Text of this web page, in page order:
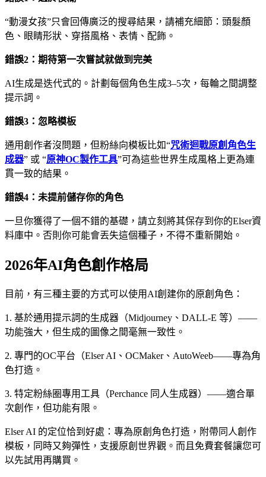
“動漫女孩”只會回傳廣泛的搜尋結果，請補充細節：頭髮顏
色、眼睛形狀、穿搭風格、表情、配飾。
錯誤2：期待第一次嘗試就做到完美
AI生成是迭代式的。計劃每個角色生成3–5次，每輪之間調整
提示詞。
錯誤3：忽略模板
通用創作者沒問題，但粉絲向模板比如“咒術迴戰原創角色生
成器” 或 “原神OC製作工具”可為這些世界生成風格上更為連
貫一致的結果。
錯誤4：未提前儲存你的角色
一旦你獲得了一個不錯的基礎，請立刻將其保存到你的Elser資
料庫中。否則你可能會丟失這個種子，不得不重新開始。
2026年AI角色創作格局
目前，有三種主要的方式可以使用AI創建你的原創角色：
1. 基於通用提示詞的生成器（Midjourney、DALL-E 等）——
功能強大，但生成的圖像之間毫無一致性。
2. 專門的OC平台（Elser AI、OCMaker、AutoWeeb——專為角
色打造。
3. 特定粉絲圈專用工具（Perchance 同人生成器）——適合單
次創作，但功能有限。
Elser AI 的定位恰到好處：專為原創角色打造，附帶同人創作
模板，同時又夠彈性，支援原創世界觀。而且免費套餐讓您可
以先試用再購買。